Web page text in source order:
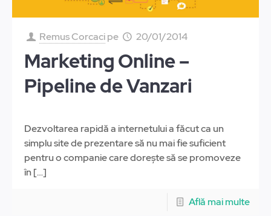
Remus Corcacipe 20/01/2014
Marketing Online –
Pipeline de Vanzari
Dezvoltarea rapidă a internetului a făcut ca un
simplu site de prezentare să nu mai fie suficient
pentru o companie care dorește să se promoveze
în[…]
Află mai multe